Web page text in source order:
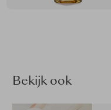
Bekijk ook